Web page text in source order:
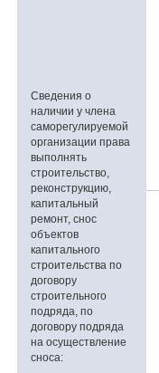
Сведения о
наличии у члена
саморегулируемой
организации права
выполнять
строительство,
реконструкцию,
капитальный
ремонт, снос
объектов
капитального
строительства по
договору
строительного
подряда, по
договору подряда
на осуществление
сноса: